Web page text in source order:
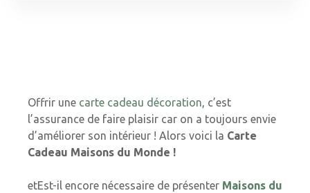
Offrir une carte cadeau décoration, c’est
l’assurance de faire plaisir car on a toujours envie
d’améliorer son intérieur ! Alors voici la Carte
Cadeau Maisons du Monde !
etEst-il encore nécessaire de présenter Maisons du